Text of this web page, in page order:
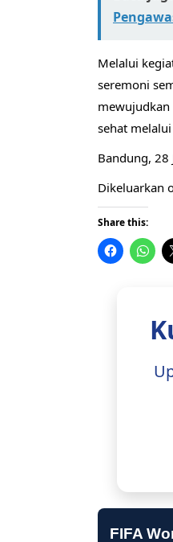
Melalui
seremoni
sehat
Bandung, 28
Dikeluarkan
Share this:
FIFA